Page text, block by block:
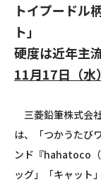
トイプードル
ト」
硬度は近年主
11月17日（水
三菱鉛筆株式会
は、「つかうたび
ンド『hahatoco
ッグ」「キャット